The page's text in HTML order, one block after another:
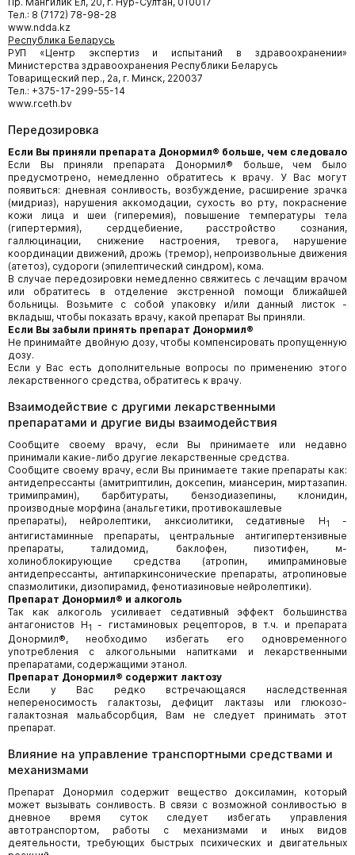
Тел.: 8 (7172) 78-98-28
www.ndda.kz
Республика Беларусь
РУП «Центр экспертиз и испытаний в здравоохранении»
Министерства здравоохранения Республики Беларусь
Товарищеский пер., 2а, г. Минск, 220037
Тел.: +375-17-299-55-14
www.rceth.bv
Передозировка
Если Вы приняли препарата Донормил® больше, чем следовало
Если Вы приняли препарата Донормил® больше, чем было
предусмотрено, немедленно обратитесь к врачу. У Вас могут
появиться: дневная сонливость, возбуждение, расширение зрачка
(мидриаз), нарушения аккомодации, сухость во рту, покраснение
кожи лица и шеи (гиперемия), повышение температуры тела
(гипертермия), сердцебиение, расстройство сознания,
галлюцинации, снижение настроения, тревога, нарушение
координации движений, дрожь (тремор), непроизвольные движения
(атетоз), судороги (эпилептический синдром), кома.
В случае передозировки немедленно свяжитесь с лечащим врачом
или обратитесь в отделение экстренной помощи ближайшей
больницы. Возьмите с собой упаковку и/или данный листок -
вкладыш, чтобы показать врачу, какой препарат Вы приняли.
Если Вы забыли принять препарат Донормил®
Не принимайте двойную дозу, чтобы компенсировать пропущенную
дозу.
Если у Вас есть дополнительные вопросы по применению этого
лекарственного средства, обратитесь к врачу.
Взаимодействие с другими лекарственными
препаратами и другие виды взаимодействия
Сообщите своему врачу, если Вы принимаете или недавно
принимали какие-либо другие лекарственные средства.
Сообщите своему врачу, если Вы принимаете такие препараты как:
антидепрессанты (амитриптилин, доксепин, миансерин, миртазапин.
тримипрамин), барбитураты, бензодиазепины, клонидин,
производные морфина (анальгетики, противокашлевые
препараты), нейролептики, анксиолитики, седативные H1
-
антигистаминные препараты, центральные антигипертензивные
препараты, талидомид, баклофен, пизотифен, м-
холиноблокирующие средства (атропин, имипраминовые
антидепрессанты, антипаркинсонические препараты, атропиновые
спазмолитики, дизопирамид, фенотиазиновые нейролептики).
Препарат Донормил® и алкоголь
Так как алкоголь усиливает седативный эффект большинства
антагонистов H1
- гистаминовых рецепторов, в т.ч. и препарата
Донормил®, необходимо избегать его одновременного
употребления с алкогольными напитками и лекарственными
препаратами, содержащими этанол.
Препарат Донормил® содержит лактозу
Если у Вас редко встречающаяся наследственная
непереносимость галактозы, дефицит лактазы или глюкозо-
галактозная мальабсорбция, Вам не следует принимать этот
препарат.
Влияние на управление транспортными средствами и
механизмами
Препарат Донормил содержит вещество доксиламин, который
может вызывать сонливость. В связи с возможной сонливостью в
дневное время суток следует избегать управления
автотранспортом, работы с механизмами и иных видов
деятельности, требующих быстрых психических и двигательных